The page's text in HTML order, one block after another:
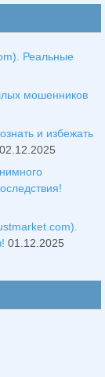
Реальные
мошенников
и избежать
02.12.2025
01.12.2025